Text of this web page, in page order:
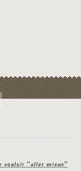
vouloir “aller mieux”